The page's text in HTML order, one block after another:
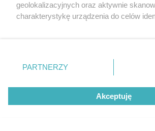
Jesień w Pepco! Stylowe
dodatki w świetnych
geolokalizacyjnych oraz aktywnie
charakterystykę urządzenia do celów
zmienić/wycofać klikając przycisk
znajdujący się w lewym dolnym rogu
rodzaje przetwarzania danych nie
użytkownika, ale masz prawo sprzeciwić
przetwarzaniu. Preferencje będą miały
PARTNERZY
Akceptuję